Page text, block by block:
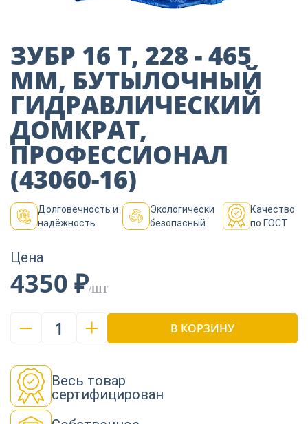
Пиломатериалы
Декор
Изоляция
Инструменты
Продукция из
дерева
Строительство
ЗУБР 16 Т, 228 - 465
ММ, БУТЫЛОЧНЫЙ
ГИДРАВЛИЧЕСКИЙ
ДОМКРАТ,
ПРОФЕССИОНАЛ
(43060-16)
Долговечность и
надёжность
Экологически
безопасный
Качество
по ГОСТ
Цена
4350 ₽/ШТ
1 В КОРЗИНУ
Весь товар
сертифицирован